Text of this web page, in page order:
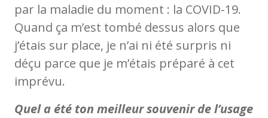
par la maladie du moment : la COVID-19.
Quand ça m’est tombé dessus alors que
j’étais sur place, je n’ai ni été surpris ni
déçu parce que je m’étais préparé à cet
imprévu.
Quel a été ton meilleur souvenir de l’usage